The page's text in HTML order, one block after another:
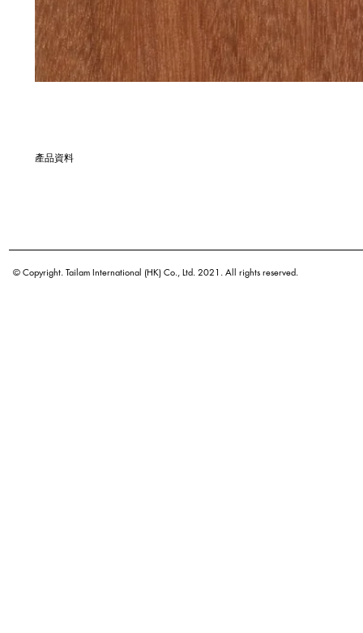
產品資料
原產地
© Copyright. Tailam International (HK) Co., Ltd. 2021. All rights reserved.